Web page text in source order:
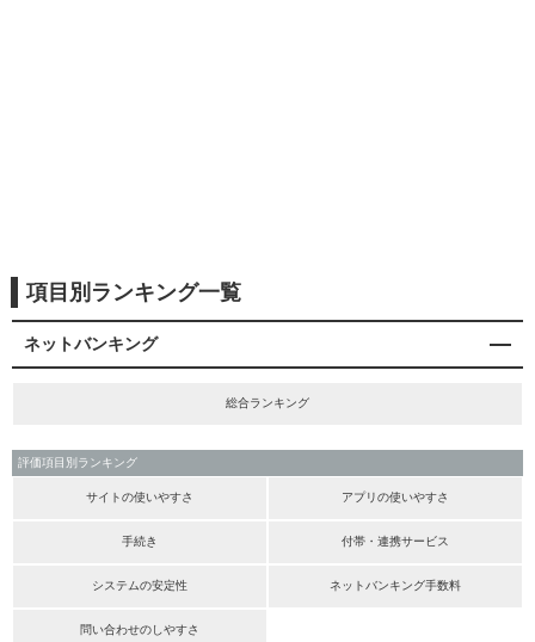
項目別ランキング一覧
ネットバンキング
総合ランキング
評価項目別ランキング
サイトの使いやすさ アプリの使いやすさ
手続き 付帯・連携サービス
システムの安定性 ネットバンキング手数料
問い合わせのしやすさ